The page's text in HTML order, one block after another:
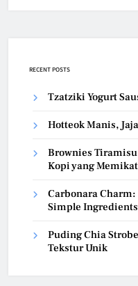
RECENT POSTS
Tzatziki Yogurt
Hotteok Manis,
Brownies
Kopi yang Memikat
Carbonara Charm:
Simple
Puding Chia
Tekstur Unik